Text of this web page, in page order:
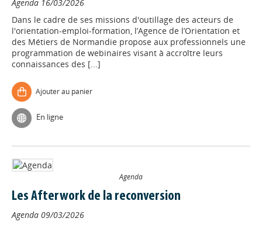
Agenda 16/03/2026
Dans le cadre de ses missions d'outillage des acteurs de
l'orientation-emploi-formation, l’Agence de l’Orientation et
des Métiers de Normandie propose aux professionnels une
programmation de webinaires visant à accroître leurs
connaissances des [...]
Ajouter au panier
En ligne
Agenda
Les Afterwork de la reconversion
Agenda 09/03/2026